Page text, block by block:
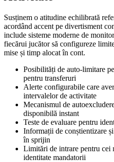
Susținem o atitudine echilibrată
acordând accent pe divertisment
include sisteme moderne de
fiecărui jucător să configureze
mise și timp alocat în cont.
Posibilități de auto-limitare
pentru transferuri
Alerte configurabile care
intervalelor de activitate
Mecanismul de
disponibilă instant
Teste de evaluare pentru
Informații de conștientizare
în sprijin
Limitări de intrare pentru cei
identitate mandatorii